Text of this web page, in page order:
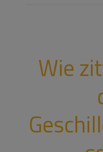
Wie